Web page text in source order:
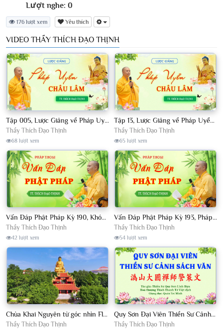
Lượt nghe: 0
176 lượt xem Yêu thích
VIDEO THẦY THÍCH ĐẠO THỊNH
Tập 005, Lược Giảng về Pháp Uyển Châu Lâm, Chủ giảng TT Thích Đạo Thịnh
Thầy Thích Đạo Thịnh
68 lượt xem
Tập 13, Lược Giảng về Pháp Uyển Châu Lâm, Chủ giảng TT Thích Đạo Thịnh
Thầy Thích Đạo Thịnh
65 lượt xem
Vấn Đáp Phật Pháp Kỳ 190, Khóa Tu Sinh Viên Con Kể Bụt Nghe Tháng 05, 2023 TT. Thích Đạo Thịnh - CKN
Thầy Thích Đạo Thịnh
42 lượt xem
Vấn Đáp Phật Pháp Kỳ 193, Pháp Hội TPTTHN Tháng 04/2023 TT. Thích Đạo Thịnh - CKN
Thầy Thích Đạo Thịnh
54 lượt xem
Chùa Khai Nguyên từ góc nhìn Flycam
Thầy Thích Đạo Thịnh
Quy Sơn Đại Viên Thiền Sư Cảnh Sách Văn - HT Thích Thanh Từ Việt dịch
Thầy Thích Đạo Thịnh